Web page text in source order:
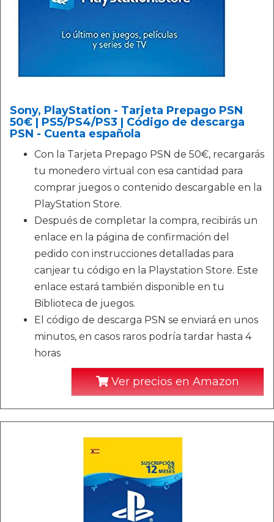
Sony, PlayStation - Tarjeta Prepago PSN
50€ | PS5/PS4/PS3 | Código de descarga
PSN - Cuenta española
Con la Tarjeta Prepago PSN de 50€, recargarás
tu monedero virtual con esa cantidad para
comprar juegos o contenido descargable en la
PlayStation Store.
Después de completar la compra, recibirás un
enlace en la página de confirmación del
pedido con instrucciones detalladas para
canjear tu código en la Playstation Store. Este
enlace estará también disponible en tu
Biblioteca de juegos.
El código de descarga PSN se enviará en unos
minutos, en casos raros podría tardar hasta 4
horas
Ver precios en Amazon